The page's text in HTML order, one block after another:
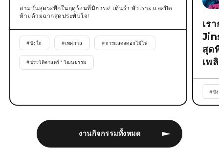
งานกิจกรรมทั้งหมด
สามวันสุดระทึกในฤดูร้อนที่มิฮาระ! เต้นรำ หัวเราะ และปิด
ท้ายด้วยฉากสุดประทับใจ!
#บิงโก #เทศกาล #การแสดงดอกไม้ไฟ
#ประวัติศาสตร์ * วัฒนธรรม
เร
สุด
เพ
#บิ